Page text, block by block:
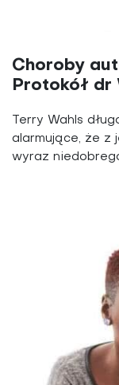
Choroby
Protokół dr
Terry Wahls
alarmujące, że z
wyraz